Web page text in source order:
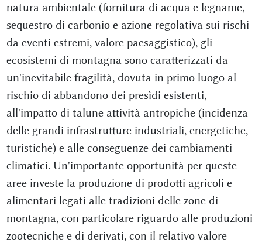
natura ambientale (fornitura di acqua e legname,
sequestro di carbonio e azione regolativa sui rischi
da eventi estremi, valore paesaggistico), gli
ecosistemi di montagna sono caratterizzati da
un'inevitabile fragilità, dovuta in primo luogo al
rischio di abbandono dei presìdi esistenti,
all'impatto di talune attività antropiche (incidenza
delle grandi infrastrutture industriali, energetiche,
turistiche) e alle conseguenze dei cambiamenti
climatici. Un'importante opportunità per queste
aree investe la produzione di prodotti agricoli e
alimentari legati alle tradizioni delle zone di
montagna, con particolare riguardo alle produzioni
zootecniche e di derivati, con il relativo valore